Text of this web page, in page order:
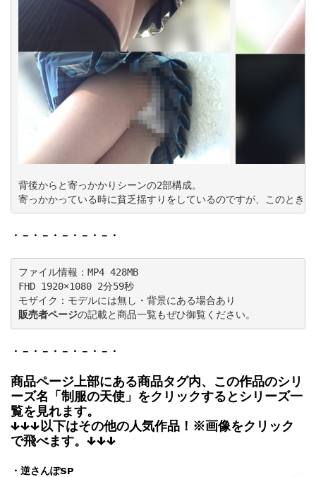
背後からと寄っかかりシーンの2部構成。
寄っかかっている時に貧乏揺すりをしているのですが、このとき
・－・－・－・－・－・
ファイル情報：MP4 428MB
FHD 1920×1080 2分59秒
販売者ページの記載と商品一覧もぜひ御覧ください。
・－・－・－・－・－・
商品ページ上部にある商品タグ内、この作品のシリ
ーズ名「制服の天使」をクリックするとシリーズ一
覧を見れます。
↓↓↓以下はその他の人気作品！※画像をクリック
で飛べます。↓↓↓
・逆さんぽSP